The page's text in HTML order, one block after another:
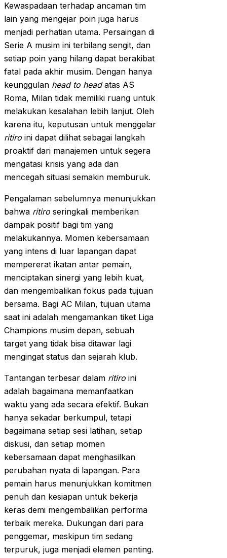
Kewaspadaan terhadap ancaman tim
lain yang mengejar poin juga harus
menjadi perhatian utama. Persaingan di
Serie A musim ini terbilang sengit, dan
setiap poin yang hilang dapat berakibat
fatal pada akhir musim. Dengan hanya
keunggulan head to headatas AS
Roma, Milan tidak memiliki ruang untuk
melakukan kesalahan lebih lanjut. Oleh
karena itu, keputusan untuk menggelar
ritiro ini dapat dilihat sebagai langkah
proaktif dari manajemen untuk segera
mengatasi krisis yang ada dan
mencegah situasi semakin memburuk.
Pengalaman sebelumnya menunjukkan
bahwa ritiro seringkali memberikan
dampak positif bagi tim yang
melakukannya. Momen kebersamaan
yang intens di luar lapangan dapat
mempererat ikatan antar pemain,
menciptakan sinergi yang lebih kuat,
dan mengembalikan fokus pada tujuan
bersama. Bagi AC Milan, tujuan utama
saat ini adalah mengamankan tiket Liga
Champions musim depan, sebuah
target yang tidak bisa ditawar lagi
mengingat status dan sejarah klub.
Tantangan terbesar dalam ritiro ini
adalah bagaimana memanfaatkan
waktu yang ada secara efektif. Bukan
hanya sekadar berkumpul, tetapi
bagaimana setiap sesi latihan, setiap
diskusi, dan setiap momen
kebersamaan dapat menghasilkan
perubahan nyata di lapangan. Para
pemain harus menunjukkan komitmen
penuh dan kesiapan untuk bekerja
keras demi mengembalikan performa
terbaik mereka. Dukungan dari para
penggemar, meskipun tim sedang
terpuruk, juga menjadi elemen penting.